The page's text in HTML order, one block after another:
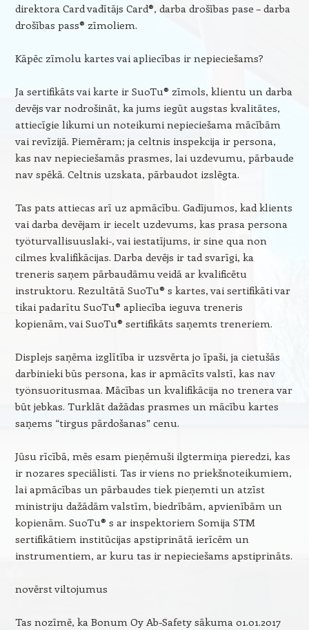
direktora Card vadītājs Card®, darba drošības pase – darba
drošības pass® zīmoliem.
Kāpēc zīmolu kartes vai apliecības ir nepieciešams?
Ja sertifikāts vai karte ir SuoTu® zīmols, klientu un darba
devējs var nodrošināt, ka jums iegūt augstas kvalitātes,
attiecīgie likumi un noteikumi nepieciešama mācībām
vai revīzijā. Piemēram; ja celtnis inspekcija ir persona,
kas nav nepieciešamās prasmes, lai uzdevumu, pārbaude
nav spēkā. Celtnis uzskata, pārbaudot izslēgta.
Tas pats attiecas arī uz apmācību. Gadījumos, kad klients
vai darba devējam ir iecelt uzdevums, kas prasa persona
työturvallisuuslaki-, vai iestatījums, ir sine qua non
cilmes kvalifikācijas. Darba devējs ir tad svarīgi, ka
treneris saņem pārbaudāmu veidā ar kvalificētu
instruktoru. Rezultātā SuoTu® s kartes, vai sertifikāti var
tikai padarītu SuoTu® apliecība ieguva treneris
kopienām, vai SuoTu® sertifikāts saņemts treneriem.
Displejs saņēma izglītība ir uzsvērta jo īpaši, ja cietušās
darbinieki būs persona, kas ir apmācīts valstī, kas nav
työnsuoritusmaa. Mācības un kvalifikācija no trenera var
būt jebkas. Turklāt dažādas prasmes un mācību kartes
saņems “tirgus pārdošanas” cenu.
Jūsu rīcībā, mēs esam pieņēmuši ilgtermiņa pieredzi, kas
ir nozares speciālisti. Tas ir viens no priekšnoteikumiem,
lai apmācības un pārbaudes tiek pieņemti un atzīst
ministriju dažādām valstīm, biedrībām, apvienībām un
kopienām. SuoTu® s ar inspektoriem Somija STM
sertifikātiem institūcijas apstiprinātā ierīcēm un
instrumentiem, ar kuru tas ir nepieciešams apstiprināts.
novērst viltojumus
Tas nozīmē, ka Bonum Oy Ab-Safety sākuma 01.01.2017